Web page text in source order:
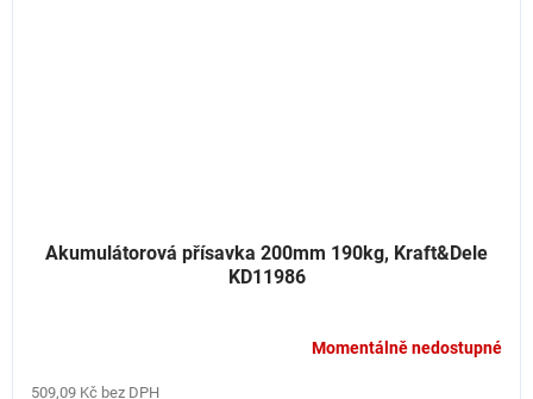
Akumulátorová přísavka 200mm 190kg, Kraft&Dele
KD11986
Momentálně nedostupné
509,09 Kč bez DPH